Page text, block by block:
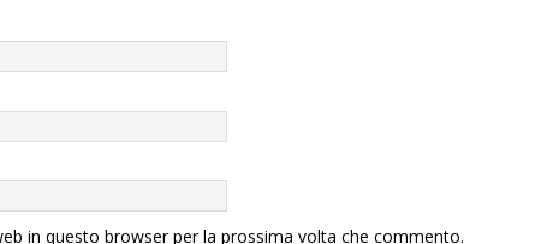
in questo browser per la prossima volta che commento.